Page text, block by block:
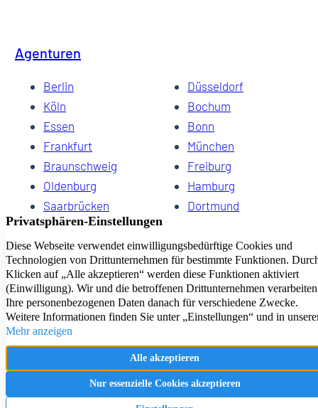
Agenturen
Berlin
Düsseldorf
Köln
Bochum
Essen
Bonn
Frankfurt
München
Braunschweig
Freiburg
Oldenburg
Hamburg
Saarbrücken
Dortmund
Hannover
Dresden
Kiel
Wuppertal
Bremen
HomeCompany eG Ihre Agenturen für Wohnen auf Zeit
Impressum Datenschutz Kontakt